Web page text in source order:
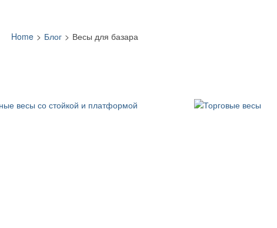
Home > Блог > Весы для базара